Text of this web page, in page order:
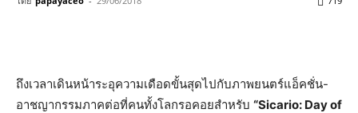
ถึงเวลาเดินหน้าระอุความเดือดขั้นสุดไปกับภาพยนตร์แอ็คชั่น-
อาชญากรรมภาคต่อที่คนทั้งโลกรอคอยสำหรับ “Sicario: Day of